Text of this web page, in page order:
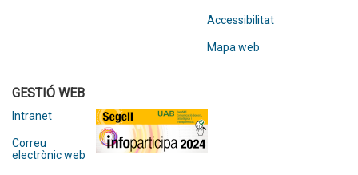
Accessibilitat
Mapa web
GESTIÓ WEB
Intranet
Correu
electrònic web